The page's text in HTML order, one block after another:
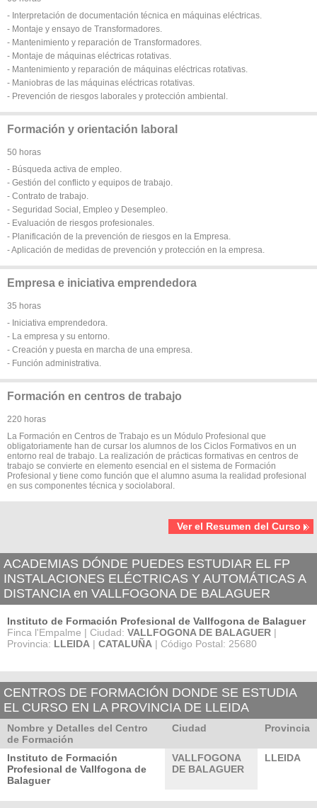
- Interpretación de documentación técnica en máquinas eléctricas.
- Montaje y ensayo de Transformadores.
- Mantenimiento y reparación de Transformadores.
- Montaje de máquinas eléctricas rotativas.
- Mantenimiento y reparación de máquinas eléctricas rotativas.
- Maniobras de las máquinas eléctricas rotativas.
- Prevención de riesgos laborales y protección ambiental.
Formación y orientación laboral
50 horas
- Búsqueda activa de empleo.
- Gestión del conflicto y equipos de trabajo.
- Contrato de trabajo.
- Seguridad Social, Empleo y Desempleo.
- Evaluación de riesgos profesionales.
- Planificación de la prevención de riesgos en la Empresa.
- Aplicación de medidas de prevención y protección en la empresa.
Empresa e iniciativa emprendedora
35 horas
- Iniciativa emprendedora.
- La empresa y su entorno.
- Creación y puesta en marcha de una empresa.
- Función administrativa.
Formación en centros de trabajo
220 horas
La Formación en Centros de Trabajo es un Módulo Profesional que
obligatoriamente han de cursar los alumnos de los Ciclos Formativos en un
entorno real de trabajo. La realización de prácticas formativas en centros de
trabajo se convierte en elemento esencial en el sistema de Formación
Profesional y tiene como función que el alumno asuma la realidad profesional
en sus componentes técnica y sociolaboral.
Ver el Resumen del Curso
ACADEMIAS DÓNDE PUEDES ESTUDIAR EL FP
INSTALACIONES ELÉCTRICAS Y AUTOMÁTICAS A
DISTANCIA en VALLFOGONA DE BALAGUER
Instituto de Formación Profesional de Vallfogona de Balaguer
Finca l'Empalme | Ciudad: VALLFOGONA DE BALAGUER |
Provincia: LLEIDA | CATALUÑA | Código Postal: 25680
CENTROS DE FORMACIÓN DONDE SE ESTUDIA
EL CURSO EN LA PROVINCIA DE LLEIDA
Nombre y Detalles del Centro
de Formación
Ciudad Provincia
Instituto de Formación
Profesional de Vallfogona de
Balaguer
VALLFOGONA
DE BALAGUER
LLEIDA